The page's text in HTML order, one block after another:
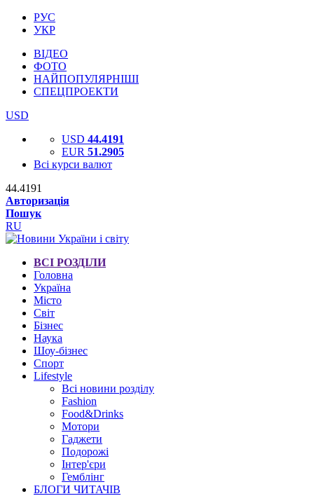
РУС
УКР
ВІДЕО
ФОТО
НАЙПОПУЛЯРНІШІ
СПЕЦПРОЕКТИ
USD
USD 44.4191
EUR 51.2905
Всі курси валют
44.4191
Авторизація
Пошук
RU
ВСІ РОЗДІЛИ
Головна
Україна
Місто
Світ
Бізнес
Наука
Шоу-бізнес
Спорт
Lifestyle
Всі новини розділу
Fashion
Food&Drinks
Мотори
Гаджети
Подорожі
Інтер'єри
Гемблінг
БЛОГИ ЧИТАЧІВ